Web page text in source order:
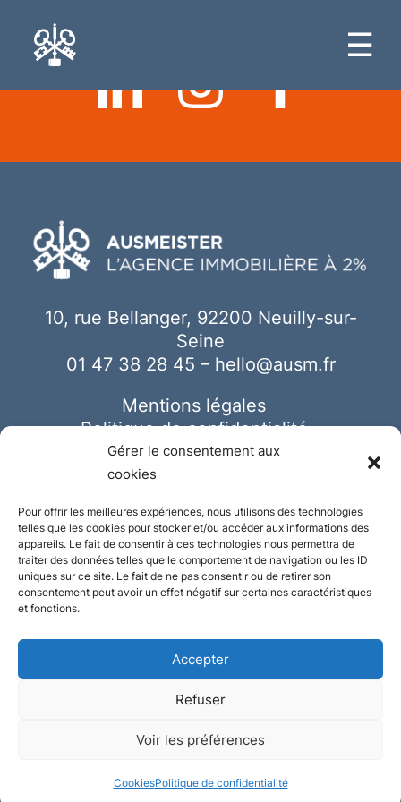
Gérer le consentement aux
cookies
Pour offrir les meilleures expériences, nous utilisons des technologies
telles que les cookies pour stocker et/ou accéder aux informations des
appareils. Le fait de consentir à ces technologies nous permettra de
traiter des données telles que le comportement de navigation ou les ID
uniques sur ce site. Le fait de ne pas consentir ou de retirer son
consentement peut avoir un effet négatif sur certaines caractéristiques
et fonctions.
Accepter
Refuser
Voir les préférences
CookiesPolitique de confidentialité
☰
10, rue Bellanger, 92200 Neuilly-sur-
Seine
01 47 38 28 45 – hello@ausm.fr
Mentions légales
Politique de confidentialité
Cookies
Conception et réalisation :Plate